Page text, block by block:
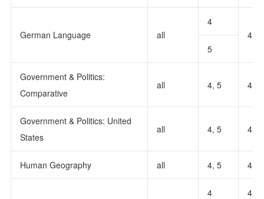
German Language all
4
4
5
Government & Politics:
Comparative
all 4, 5 4
Government & Politics: United
States
all 4, 5 4
Human Geography all 4, 5 4
4 4